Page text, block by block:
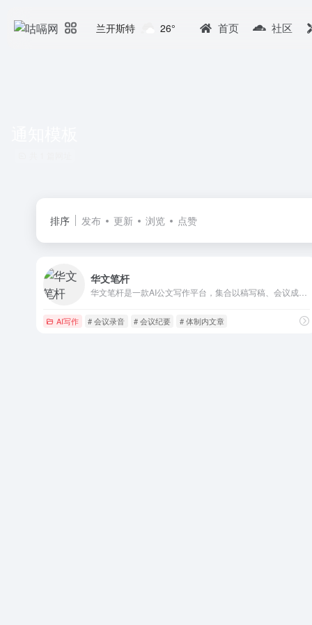
兰开斯特 26° 首页 社区
排序 发布 更新 浏览 点赞
华文笔杆
AI写作 # 会议录音 # 会议纪要 # 体制内文章